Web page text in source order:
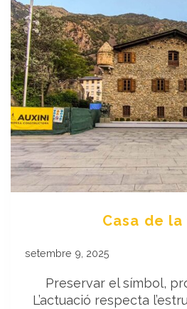
Casa de la
setembre 9, 2025
Preservar el símbol,
L’actuació respecta